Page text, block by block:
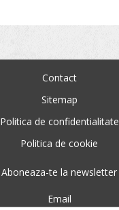
Contact
Sitemap
Politica de confidentialitate
Politica de cookie
Aboneaza-te la newsletter
Email